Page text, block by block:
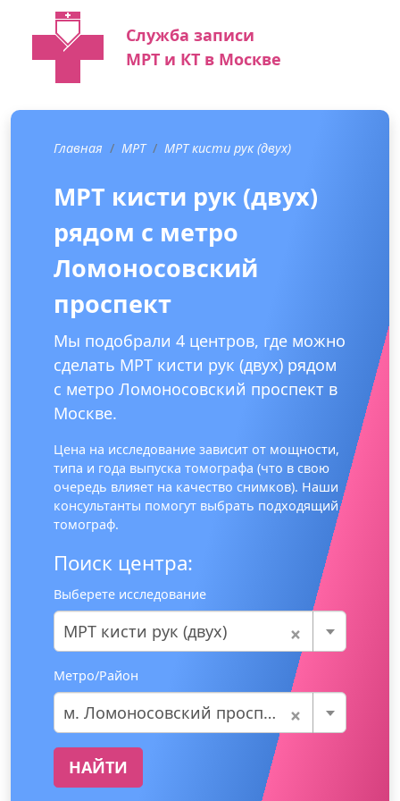
Служба записи
МРТ и КТ в Москве
Главная МРТ МРТ кисти рук (двух)
МРТ кисти рук (двух)
рядом с метро
Ломоносовский
проспект
Мы подобрали 4 центров, где можно
сделать МРТ кисти рук (двух) рядом
с метро Ломоносовский проспект в
Москве.
Цена на исследование зависит от мощности,
типа и года выпуска томографа (что в свою
очередь влияет на качество снимков). Наши
консультанты помогут выбрать подходящий
томограф.
Поиск центра:
Выберете исследование
×
МРТ кисти рук (двух)
Метро/Район
×
м. Ломоносовский проспект
НАЙТИ